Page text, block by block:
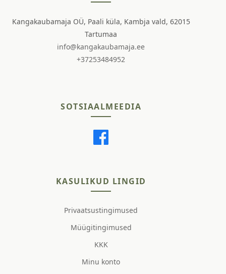
Kangakaubamaja OÜ, Paali küla, Kambja vald, 62015
Tartumaa
info@kangakaubamaja.ee
+37253484952
SOTSIAALMEEDIA
KASULIKUD LINGID
Privaatsustingimused
Müügitingimused
KKK
Minu konto